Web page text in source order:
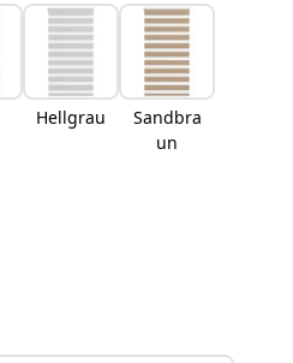
Hellgrau
Sandbra
un